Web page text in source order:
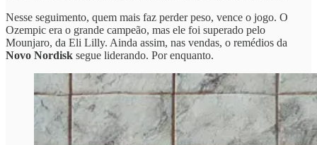
Nesse seguimento, quem mais faz perder peso, vence o jogo. O
Ozempic era o grande campeão, mas ele foi superado pelo
Mounjaro, da Eli Lilly. Ainda assim, nas vendas, o remédios da
Novo Nordisk segue liderando. Por enquanto.